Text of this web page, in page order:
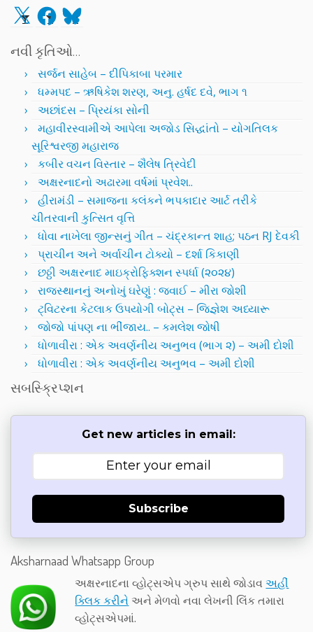
X Facebook
Bluesky
નવી કૃતિઓ…
સર્જન સાહેબ – દીપિકાબા પરમાર
ધમ્મપદ – ઋષિકેશ શરણ, અનુ. હર્ષદ દવે, ભાગ ૧
અછાંદસ – પ્રિયંકા સોની
મહાવીરસ્વામીએ આપેલા અજોડ સિદ્ધાંતો – યોગતિલક
સૂરિશ્વરજી મહારાજ
કબીર વચન વિસ્તાર – શૈલેષ ત્રિવેદી
અક્ષરનાદનો અઢારમા વર્ષમાં પ્રવેશ..
હીરામંડી – સમાજના કલંકને ભપકાદાર આર્ટ તરીકે
ચીતરવાની કુત્સિત વૃત્તિ
ધોવા નાખેલા જીન્સનું ગીત – ચંદ્રકાન્ત શાહ; પઠન RJ દેવકી
પ્રાચીન અને અર્વાચીન ટોક્યો – દર્શા કિકાણી
છઠ્ઠી અક્ષરનાદ માઇક્રોફિક્શન સ્પર્ધા (૨૦૨૪)
રાજસ્થાનનું અનોખું ઘરેણું : જવાઈ – મીરા જોશી
ટ્વિટરના કેટલાક ઉપયોગી બોટ્સ – જિજ્ઞેશ અધ્યારૂ
જોજો પાંપણ ના ભીંજાય.. – કમલેશ જોષી
ધોળાવીરા : એક અવર્ણનીય અનુભવ (ભાગ ૨) – અમી દોશી
ધોળાવીરા : એક અવર્ણનીય અનુભવ – અમી દોશી
સબસ્ક્રિપ્શન
Get new articles in email:
Subscribe
Aksharnaad Whatsapp Group
અક્ષરનાદના વ્હોટ્સએપ ગ્રુપ સાથે જોડાવઅહીં
ક્લિક કરીને અને મેળવો નવા લેખની લિંક તમારા
વ્હોટ્સએપમાં.